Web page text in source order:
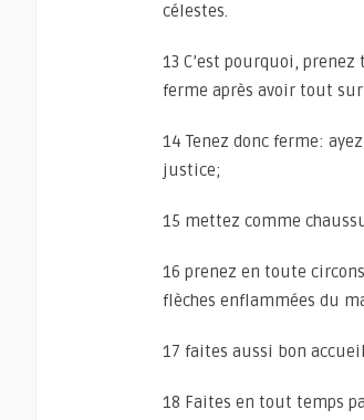
célestes.
13 C’est pourquoi,
ferme après avoir tout
14 Tenez donc ferme:
justice;
15 mettez comme
16 prenez en toute
flèches enflammées du
17 faites aussi bon
18 Faites en tout temps